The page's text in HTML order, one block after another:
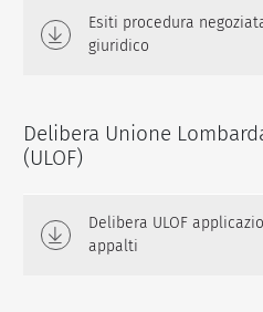
Esiti procedura
giuridico
Delibera Unione
(ULOF)
Delibera ULOF
appalti